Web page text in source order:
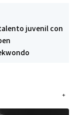
juvenil con
+